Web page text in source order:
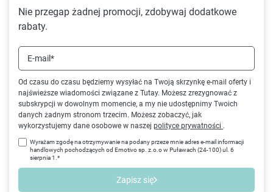
Nie przegap żadnej promocji, zdobywaj dodatkowe
rabaty.
Od czasu do czasu będziemy wysyłać na Twoją skrzynkę e-mail oferty i
najświeższe wiadomości związane z Tutay. Możesz zrezygnować z
subskrypcji w dowolnym momencie, a my nie udostępnimy Twoich
danych żadnym stronom trzecim. Możesz zobaczyć, jak
wykorzystujemy dane osobowe w naszej polityce prywatności .
E-mail*
Wyrażam zgodę na otrzymywanie na podany przeze mnie adres e-mail informacji
handlowych pochodzących od Emotivo sp. z.o.o w Puławach (24-100) ul. 6
sierpnia 1.*
Zapisz się